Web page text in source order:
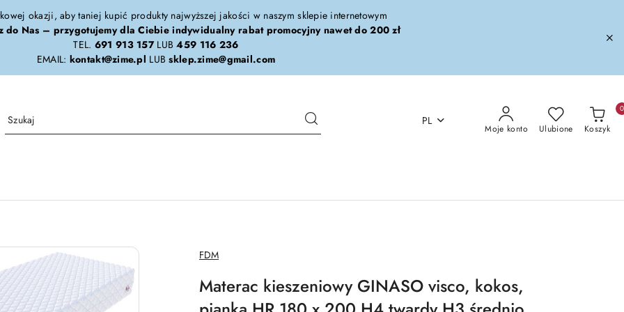
okazji, aby taniej kupić produkty najwyższej jakości w naszym sklepie internetowym
do Nas – przygotujemy dla Ciebie indywidualny rabat promocyjny nawet do 200 zł
TEL. 691 913 157LUB459 116 236
EMAIL: kontakt@zime.pl LUBsklep.zime@gmail.com
PL
Moje konto Ulubione Koszyk
0
NAZWA
PRODUCENTA:
FDM
Materac kieszeniowy GINASO visco, kokos,